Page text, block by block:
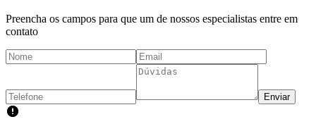
Preencha os campos para que um de nossos especialistas entre em
contato
Enviar